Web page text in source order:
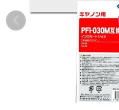
互換インクボトル
互換インクカートリッジ
再生インクカートリッジ